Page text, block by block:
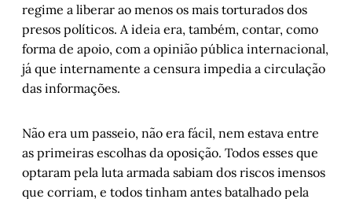
regime a liberar ao menos os mais torturados dos
presos políticos. A ideia era, também, contar, como
forma de apoio, com a opinião pública internacional,
já que internamente a censura impedia a circulação
das informações.
Não era um passeio, não era fácil, nem estava entre
as primeiras escolhas da oposição. Todos esses que
optaram pela luta armada sabiam dos riscos imensos
que corriam, e todos tinham antes batalhado pela